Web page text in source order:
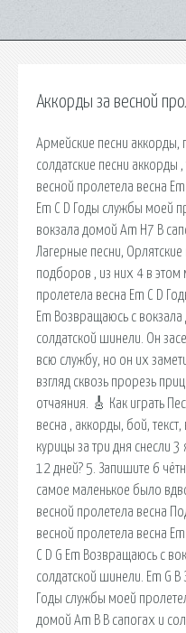
Аккорды за весной
Армейские песни аккорды,
солдатские песни аккорды
весной пролетела весна
Em C D Годы службы моей
вокзала домой Am H7 В
Лагерные песни,
подборов , из них 4 в этом
пролетела весна Em C D
Em Возвращаюсь с
солдатской шинели. Он
всю службу, но он их
взгляд сквозь прорезь
отчаяния. 🎸 Как играть
весна , аккорды, бой,
курицы за три дня снесли 3
12 дней? 5. Запишите 6
самое маленькое было
весной пролетела весна
весной пролетела весна
C D G Em Возвращаюсь с
солдатской шинели. Em G B
Годы службы моей
домой Am B В сапогах и